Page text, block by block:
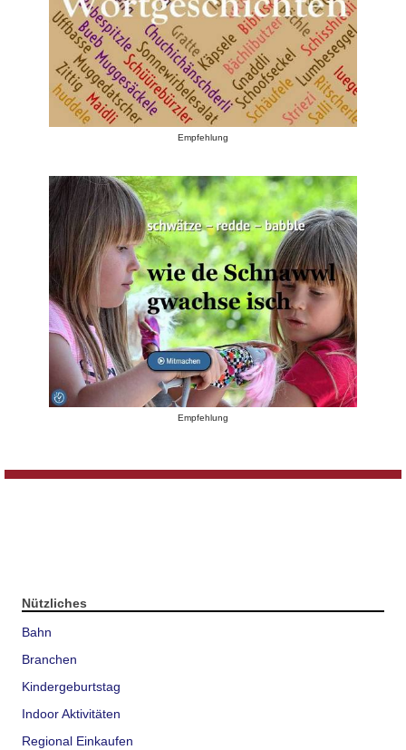
Empfehlung
Empfehlung
Nützliches
Bahn
Branchen
Kindergeburtstag
Indoor Aktivitäten
Regional Einkaufen